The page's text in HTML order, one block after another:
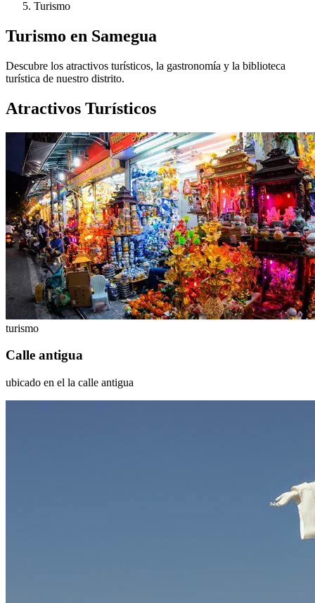
Turismo
Turismo en Samegua
Descubre los atractivos turísticos, la gastronomía y la biblioteca
turística de nuestro distrito.
Atractivos Turísticos
turismo
Calle antigua
ubicado en el la calle antigua